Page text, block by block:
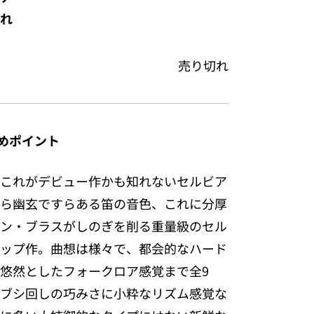
売り切れ
ポイント
れがデビュー作かも知れないセルビア
幽玄ですらある笛の音色、これに分厚
・ブラスがしのぎを削る重量級のセル
プ作。曲想は様々で、都会的なハード
然としたフォークロア感覚まで全9
シ回しの巧みさに小粋なリズム感覚な